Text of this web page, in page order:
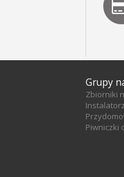
Grupy
Zbiorniki
Piwniczki